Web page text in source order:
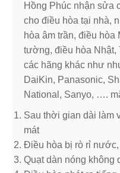
Hồng Phúc nhận sửa
cho điều hòa tại nhà,
hòa âm trần, điều hòa
tường, điều hòa
các hãng khác như
DaiKin, Panasonic,
National, Sanyo, ….
Sau thời gian dài làm
mát
Điều hòa bị rò rỉ
Quạt dàn nóng không